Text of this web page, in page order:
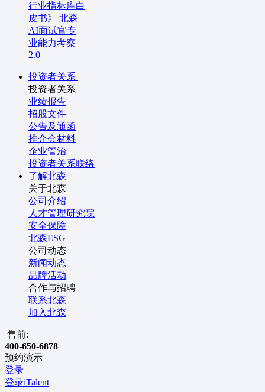
行业指标库白
皮书》
北森
AI面试官专
业能力考察
2.0
投资者关系
投资者关系
业绩报告
招股文件
公告及通函
推介会材料
企业管治
投资者关系联络
了解北森
关于北森
公司介绍
人才管理研究院
安全保障
北森ESG
公司动态
新闻动态
品牌活动
合作与招聘
联系北森
加入北森
售前:
400-650-6878
预约演示
登录
登录iTalent